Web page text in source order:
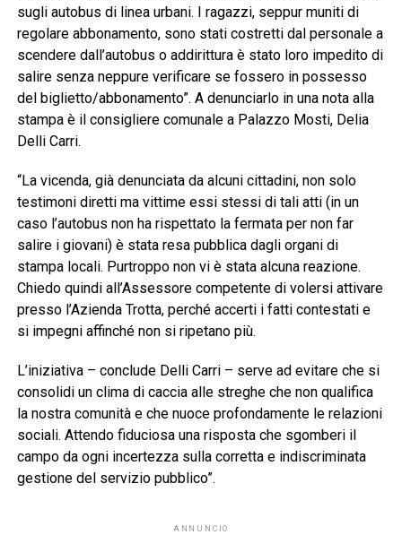
sugli autobus di linea urbani. I ragazzi, seppur muniti di
regolare abbonamento, sono stati costretti dal personale a
scendere dall’autobus o addirittura è stato loro impedito di
salire senza neppure verificare se fossero in possesso
del biglietto/abbonamento”. A denunciarlo in una nota alla
stampa è il consigliere comunale a Palazzo Mosti, Delia
Delli Carri.
“La vicenda, già denunciata da alcuni cittadini, non solo
testimoni diretti ma vittime essi stessi di tali atti (in un
caso l’autobus non ha rispettato la fermata per non far
salire i giovani) è stata resa pubblica dagli organi di
stampa locali. Purtroppo non vi è stata alcuna reazione.
Chiedo quindi all’Assessore competente di volersi attivare
presso l’Azienda Trotta, perché accerti i fatti contestati e
si impegni affinché non si ripetano più.
L’iniziativa – conclude Delli Carri – serve ad evitare che si
consolidi un clima di caccia alle streghe che non qualifica
la nostra comunità e che nuoce profondamente le relazioni
sociali. Attendo fiduciosa una risposta che sgomberi il
campo da ogni incertezza sulla corretta e indiscriminata
gestione del servizio pubblico”.
ANNUNCIO